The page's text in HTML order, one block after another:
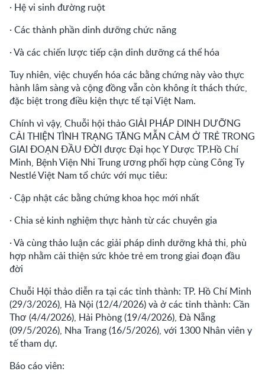
· Hệ vi sinh đường ruột
· Các thành phần dinh dưỡng chức năng
· Và các chiến lược tiếp cận dinh dưỡng cá thể hóa
Tuy nhiên, việc chuyển hóa các bằng chứng này vào thực
hành lâm sàng và cộng đồng vẫn còn không ít thách thức,
đặc biệt trong điều kiện thực tế tại Việt Nam.
Chính vì vậy, Chuỗi hội thảo GIẢI PHÁP DINH DƯỠNG
CẢI THIỆN TÌNH TRẠNG TĂNG MẪN CẢM Ở TRẺ TRONG
GIAI ĐOẠN ĐẦU ĐỜI được Đại học Y Dược TP.Hồ Chí
Minh, Bệnh Viện Nhi Trung ương phối hợp cùng Công Ty
Nestlé Việt Nam tổ chức với mục tiêu:
· Cập nhật các bằng chứng khoa học mới nhất
· Chia sẻ kinh nghiệm thực hành từ các chuyên gia
· Và cùng thảo luận các giải pháp dinh dưỡng khả thi, phù
hợp nhằm cải thiện sức khỏe trẻ em trong giai đoạn đầu
đời
Chuỗi Hội thảo diễn ra tại các tỉnh thành: TP. Hồ Chí Minh
(29/3/2026), Hà Nội (12/4/2026) và ở các tỉnh thành: Cần
Thơ (4/4/2026), Hải Phòng (19/4/2026), Đà Nẵng
(09/5/2026), Nha Trang (16/5/2026), với 1300 Nhân viên y
tế tham dự.
Báo cáo viên: